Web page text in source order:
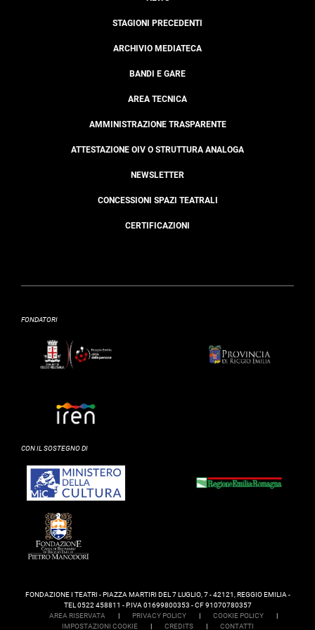
STAGIONI PRECEDENTI
ARCHIVIO MEDIATECA
BANDI E GARE
AREA TECNICA
AMMINISTRAZIONE TRASPARENTE
ATTESTAZIONE OIV O STRUTTURA ANALOGA
NEWSLETTER
CONCESSIONI SPAZI TEATRALI
CERTIFICAZIONI
FONDATORI
CON IL SOSTEGNO DI
FONDAZIONE I TEATRI - PIAZZA MARTIRI DEL 7 LUGLIO, 7 - 42121, REGGIO EMILIA -
TEL 0522 458811 - P.IVA 01699800353 - CF 91070780357
AREA RISERVATA
| PRIVACY POLICY | COOKIE POLICY
|
IMPOSTAZIONI COOKIE
| CREDITS | CONTATTI